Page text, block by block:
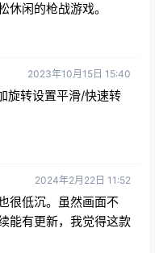
休闲的枪战游戏。
2023年10月15日 15:40
旋转设置平滑/快速转
2024年2月22日 11:52
很低沉。虽然画面不
能有更新，我觉得这款